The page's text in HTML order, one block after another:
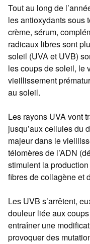
Tout au long de
les antioxydants sous
crème, sérum,
radicaux libres sont
soleil (UVA et UVB)
les coups de soleil, le
vieillissement
au soleil.
Les rayons UVA vont
jusqu’aux cellules du
majeur dans le
télomères de l’ADN
stimulent la
fibres de collagène et
Les UVB s’arrêtent,
douleur liée aux
entraîner une
provoquer des